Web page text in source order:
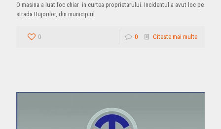
O masina a luat foc chiar in curtea proprietarului. Incidentul a avut loc pe
strada Bujorilor, din municipiul
0 0 Citeste mai multe